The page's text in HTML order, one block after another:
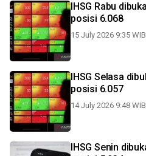
IHSG Rabu
posisi 6.068
15 July 2026 9:35 WIB
IHSG Selasa
posisi 6.057
14 July 2026 9:48 WIB
IHSG Senin